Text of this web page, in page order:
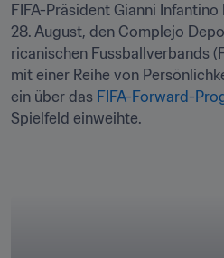
FIFA-Präsident Gianni
28. August, den Complejo
ricanischen Fussballverbands
mit einer Reihe von
ein über das FIFA-Forward-
Spielfeld einweihte.